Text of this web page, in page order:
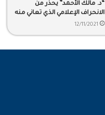
“د. مالك الأحمد” يحذر من
الانحراف الإعلامي الذي تعاني منه
وسائل الإعلام.
12/11/2021